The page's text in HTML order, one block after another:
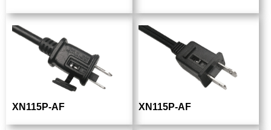
XN115P-AF XN115P-AF